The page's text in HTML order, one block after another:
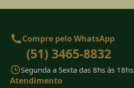
Compre pelo WhatsApp
(51) 3465-8832
Segunda a Sexta das 8hs às 18hs
Atendimento